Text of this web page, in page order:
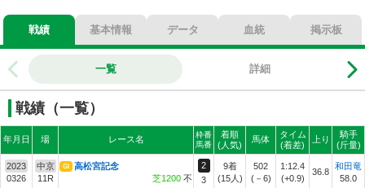
総合成績 6-7-3-13
21%
45%
複勝 55%
戦績 基本情報 データ 血統 掲示板
一覧 詳細
戦績（一覧）
年月日 場 レース名
枠番
馬番
着順
(人気)
馬体
タイム
(着差)
上り
騎手
(斤量)
2023
0326
中京
11R
GI
高松宮記念
芝1200 不
2
3
9着
(15人)
502
(－6)
1:12.4
(+0.9)
36.8
和田竜
58.0